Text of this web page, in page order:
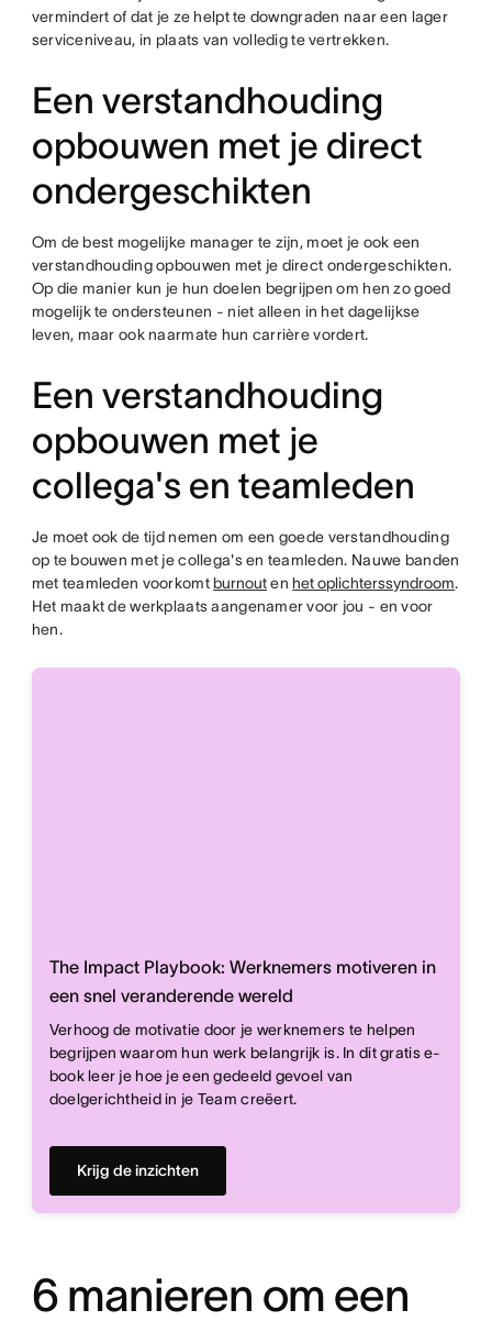
vermindert of dat je ze helpt te downgraden naar een lager
serviceniveau, in plaats van volledig te vertrekken.
Een verstandhouding
opbouwen met je direct
ondergeschikten
Om de best mogelijke manager te zijn, moet je ook een
verstandhouding opbouwen met je direct ondergeschikten.
Op die manier kun je hun doelen begrijpen om hen zo goed
mogelijk te ondersteunen - niet alleen in het dagelijkse
leven, maar ook naarmate hun carrière vordert.
Een verstandhouding
opbouwen met je
collega's en teamleden
Je moet ook de tijd nemen om een goede verstandhouding
op te bouwen met je collega's en teamleden. Nauwe banden
met teamleden voorkomt burnouten het oplichterssyndroom.
Het maakt de werkplaats aangenamer voor jou - en voor
hen.
The Impact Playbook: Werknemers motiveren in
een snel veranderende wereld
Verhoog de motivatie door je werknemers te helpen
begrijpen waarom hun werk belangrijk is. In dit gratis e-
book leer je hoe je een gedeeld gevoel van
doelgerichtheid in je Team creëert.
Krijg de inzichten
6 manieren om een